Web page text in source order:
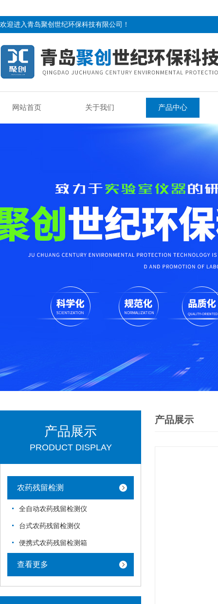
欢迎进入青岛聚创世纪环保科技有限公司！
网站首页 关于我们 产品中心
产品展示
PRODUCT DISPLAY
农药残留检测
全自动农药残留检测仪
台式农药残留检测仪
便携式农药残留检测箱
查看更多
产品展示